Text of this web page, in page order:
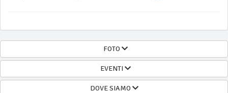
FOTO
EVENTI
DOVE SIAMO